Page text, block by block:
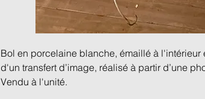
Bol en porcelaine blanche, émaillé à l'intérieur
d'un transfert d’image, réalisé à partir d’une
Vendu à l'unité.